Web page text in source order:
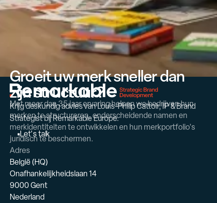
gemaakt.
Groeit uw merk sneller dan
zijn structuur?
Krijg deskundig advies van Louis-Philip Cattoir, IP & Brand
Strategist bij Remarkable Europe.
Let'stalk
Met meer dan 35 jaar ervaring helpen we bedrijven hun
merken te structureren, onderscheidende namen en
merkidentiteiten te ontwikkelen en hun merkportfolio's
juridisch te beschermen.
Adres
België (HQ)
Onafhankelijkheidslaan 14
9000 Gent
Nederland